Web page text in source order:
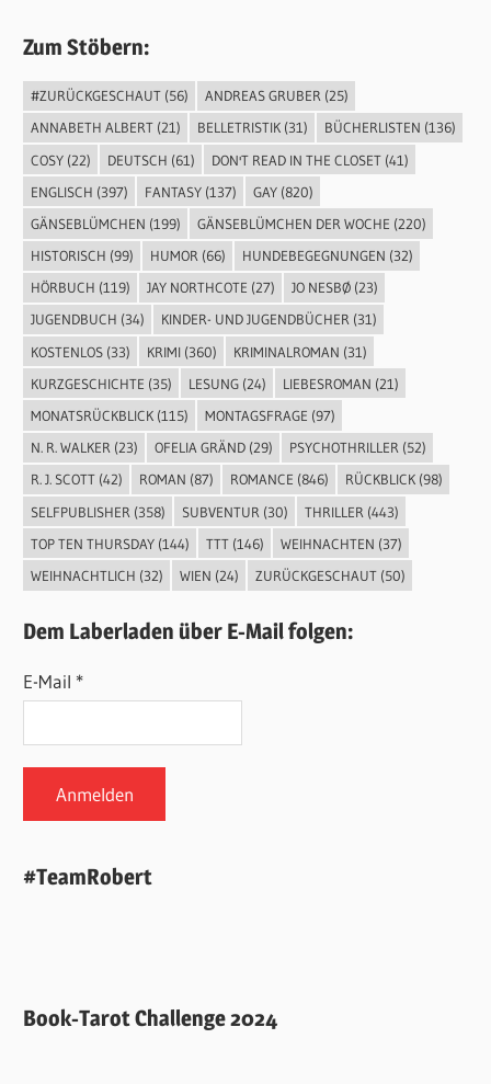
Zum Stöbern:
#ZURÜCKGESCHAUT(56) ANDREAS GRUBER (25)
ANNABETH ALBERT(21) BELLETRISTIK(31) BÜCHERLISTEN (136)
COSY(22) DEUTSCH (61) DON'T READ IN THE CLOSET(41)
ENGLISCH (397) FANTASY(137) GAY(820)
GÄNSEBLÜMCHEN (199) GÄNSEBLÜMCHEN DER WOCHE (220)
HISTORISCH (99) HUMOR (66) HUNDEBEGEGNUNGEN (32)
HÖRBUCH (119) JAY NORTHCOTE (27) JO NESBØ(23)
JUGENDBUCH (34) KINDER- UND JUGENDBÜCHER(31)
KOSTENLOS(33) KRIMI(360) KRIMINALROMAN (31)
KURZGESCHICHTE (35) LESUNG(24) LIEBESROMAN (21)
MONATSRÜCKBLICK(115) MONTAGSFRAGE (97)
N. R. WALKER(23) OFELIA GRÄND(29) PSYCHOTHRILLER(52)
R. J. SCOTT(42) ROMAN (87) ROMANCE (846) RÜCKBLICK(98)
SELFPUBLISHER (358) SUBVENTUR (30) THRILLER (443)
TOP TEN THURSDAY(144) TTT(146) WEIHNACHTEN (37)
WEIHNACHTLICH (32) WIEN (24) ZURÜCKGESCHAUT(50)
Dem Laberladen über E-Mail folgen:
E-Mail *
#TeamRobert
Book-Tarot Challenge 2024